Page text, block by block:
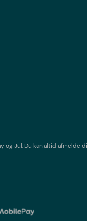
og Jul. Du kan altid afmelde